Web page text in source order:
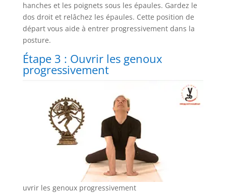
hanches et les poignets sous les épaules. Gardez le
dos droit et relâchez les épaules. Cette position de
départ vous aide à entrer progressivement dans la
posture.
Étape 3 : Ouvrir les genoux
progressivement
uvrir les genoux progressivement